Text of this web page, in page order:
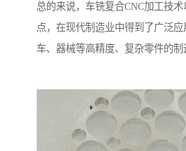
总的来说，车铣复合CNC加工技
点，在现代制造业中得到了广泛
车、器械等高精度、复杂零件的制